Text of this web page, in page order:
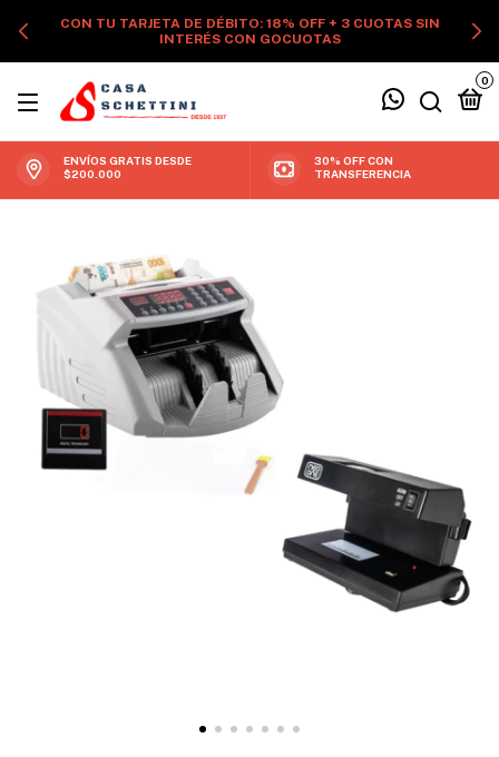
CON TU TARJETA DE DÉBITO: 18% OFF + 3 CUOTAS SIN
INTERÉS CON GOCUOTAS
0
ENVÍOS GRATIS DESDE
$200.000
30% OFF CON
TRANSFERENCIA